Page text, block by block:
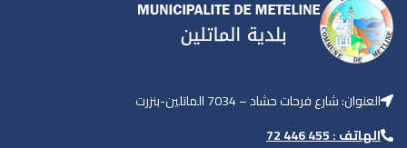
العنوان: شارع فرحات حشاد – 7034 الماتلين-بنزرت
الهاتف : 455 446 72